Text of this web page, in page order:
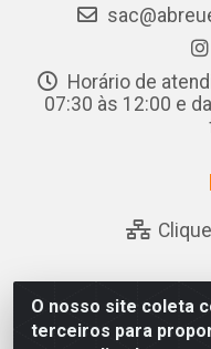
O nosso site coleta
terceiros para
Horário de
07:30 às 12:00 e
Abreu & Silva - Rua
Ariado, Olho